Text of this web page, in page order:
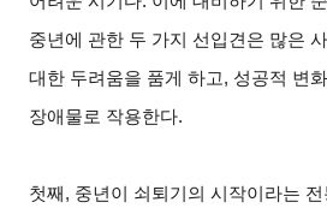
중년에 관한 두 가지 선입견은 많은
대한 두려움을 품게 하고, 성공적 변
장애물로 작용한다.
첫째, 중년이 쇠퇴기의 시작이라는